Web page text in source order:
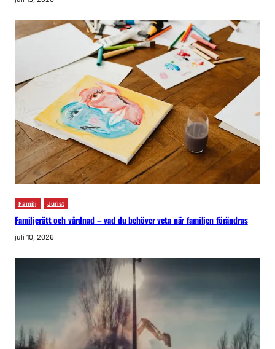
Familj Jurist
Familjerätt och vårdnad – vad du behöver veta när familjen förändras
juli 10, 2026